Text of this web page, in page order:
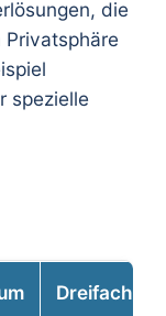
die
spezielle